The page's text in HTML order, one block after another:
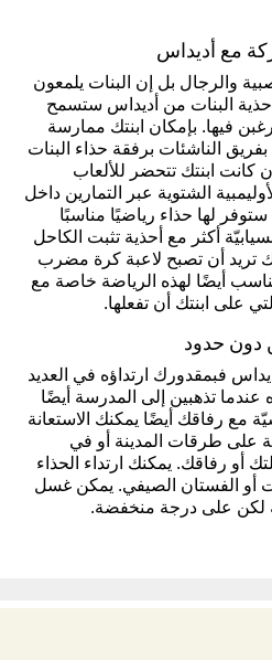
مع أديداس
والرجال بل إن البنات يلمعون
البنات من أديداس ستسمح
فيها. بإمكان ابنتك ممارسة
الناشئات برفقة حذاء البنات
كانت ابنتك تتحضر للألعاب
الشتوية عبر التمارين داخل
لها حذاء رياضيًا مناسبًا
أكثر مع أحذية تثبت الكاحل
تريد أن تصبح لاعبة كرة مضرب
أيضًا لهذه الرياضة خاصة مع
على ابنتك أن تفعلها.
دون حدود
فبمقدورك ارتداؤه في العديد
عندما تذهبين إلى المدرسة أيضًا
مع رفاقك أيضًا يمكنك الاستعانة
على طرقات المدينة أو في
أو رفاقك. يمكنك ارتداء الحذاء
أو الفستان الصيفي. يمكن غسل
لكن على درجة منخفضة.